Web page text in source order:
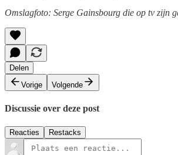
Omslagfoto: Serge Gainsbourg die op tv zijn
Delen
Vorige
Volgende
Discussie over deze post
Reacties Restacks